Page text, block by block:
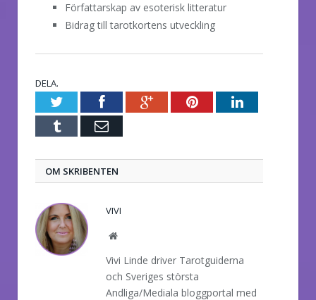
Författarskap av esoterisk litteratur
Bidrag till tarotkortens utveckling
DELA.
TwitterFacebookGoogle+PinterestLinkedIn
Tumblr E-
OM SKRIBENTEN
VIVI
Website
Vivi Linde driver Tarotguiderna
och Sveriges största
Andliga/Mediala bloggportal med